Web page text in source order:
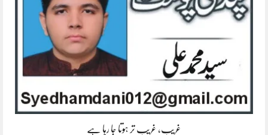
غریب، غریب تر ہوتا جا رہا ہے